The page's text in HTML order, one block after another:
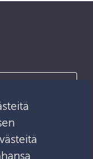
Medialle